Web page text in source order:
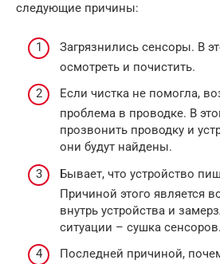
следующие причины:
Загрязнились сенсоры. В
осмотреть и почистить.
Если чистка не помогла,
проблема в проводке. В
прозвонить проводку и
они будут найдены.
Бывает, что устройство
Причиной этого является
внутрь устройства и
ситуации – сушка сенсоров.
Последней причиной,